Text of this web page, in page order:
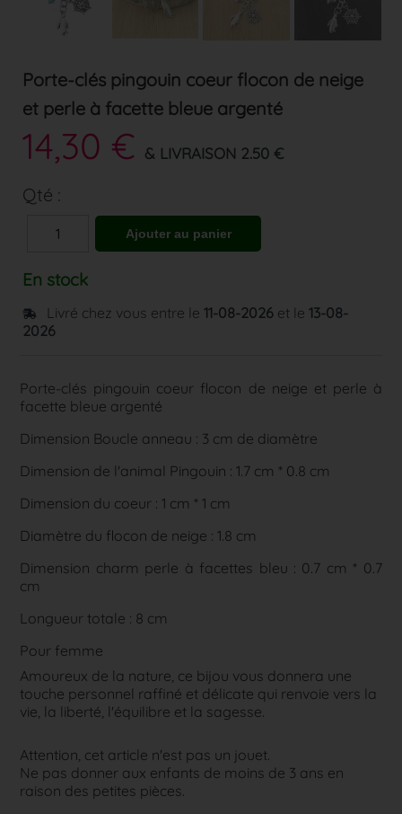
Porte-clés pingouin coeur flocon de neige
et perle à facette bleue argenté
14,30 € & LIVRAISON 2.50 €
Qté :
En stock
Livré chez vous entre le11-08-2026 et le13-08-
2026
Porte-clés pingouin coeur flocon de neige et perle à
facette bleue argenté
Dimension Boucle anneau : 3 cm de diamètre
Dimension de l'animal Pingouin : 1.7 cm * 0.8 cm
Dimension du coeur : 1 cm * 1 cm
Diamètre du flocon de neige : 1.8 cm
Dimension charm perle à facettes bleu : 0.7 cm * 0.7
cm
Longueur totale : 8 cm
Pour femme
Amoureux de la nature, ce bijou vous donnera une
touche personnel raffiné et délicate qui renvoie vers la
vie, la liberté, l'équilibre et la sagesse.
Attention, cet article n'est pas un jouet.
Ne pas donner aux enfants de moins de 3 ans en
raison des petites pièces.